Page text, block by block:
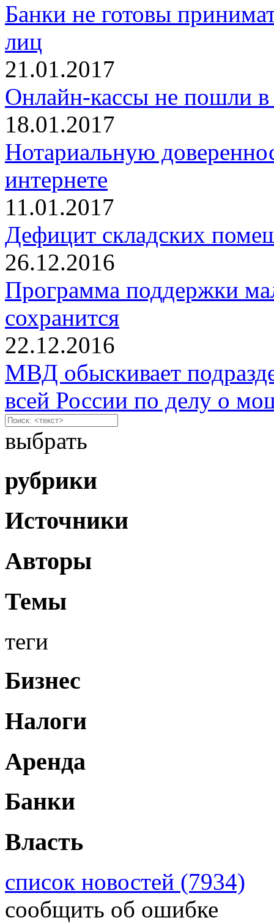
Банки не готовы
лиц
21.01.2017
Онлайн-кассы не пошли
18.01.2017
Нотариальную
интернете
11.01.2017
Дефицит складских
26.12.2016
Программа поддержки
сохранится
22.12.2016
МВД обыскивает
всей России по делу о
выбрать
рубрики
Источники
Авторы
Темы
теги
Бизнес
Налоги
Аренда
Банки
Власть
список новостей (7934)
сообщить об ошибке